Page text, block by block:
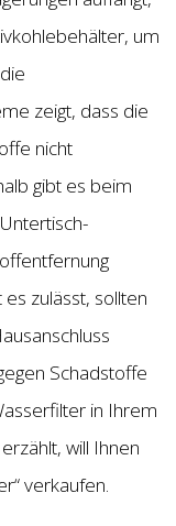
um
zeigt, dass die
nicht
gibt es beim
zulässt, sollten
Schadstoffe
in Ihrem
will Ihnen
verkaufen.